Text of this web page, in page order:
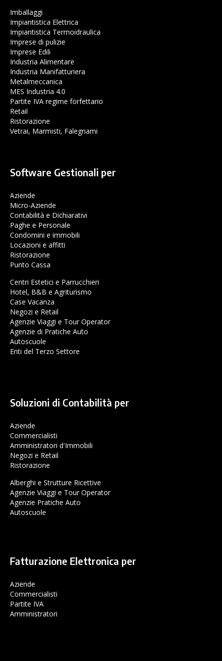
Imballaggi
Impiantistica Elettrica
Impiantistica Termoidraulica
Imprese di pulizie
Imprese Edili
Industria Alimentare
Industria Manifatturiera
Metalmeccanica
MES Industria 4.0
Partite IVA regime forfettario
Retail
Ristorazione
Vetrai, Marmisti, Falegnami
Software Gestionali per
Aziende
Micro-Aziende
Contabilità e Dichiarativi
Paghe e Personale
Condomini e immobili
Locazioni e affitti
Ristorazione
Punto Cassa
Centri Estetici e Parrucchieri
Hotel, B&B e Agriturismo
Case Vacanza
Negozi e Retail
Agenzie Viaggi e Tour Operator
Agenzie di Pratiche Auto
Autoscuole
Enti del Terzo Settore
Soluzioni di Contabilità per
Aziende
Commercialisti
Amministratori d'Immobili
Negozi e Retail
Ristorazione
Alberghi e Strutture Ricettive
Agenzie Viaggi e Tour Operator
Agenzie Pratiche Auto
Autoscuole
Fatturazione Elettronica per
Aziende
Commercialisti
Partite IVA
Amministratori